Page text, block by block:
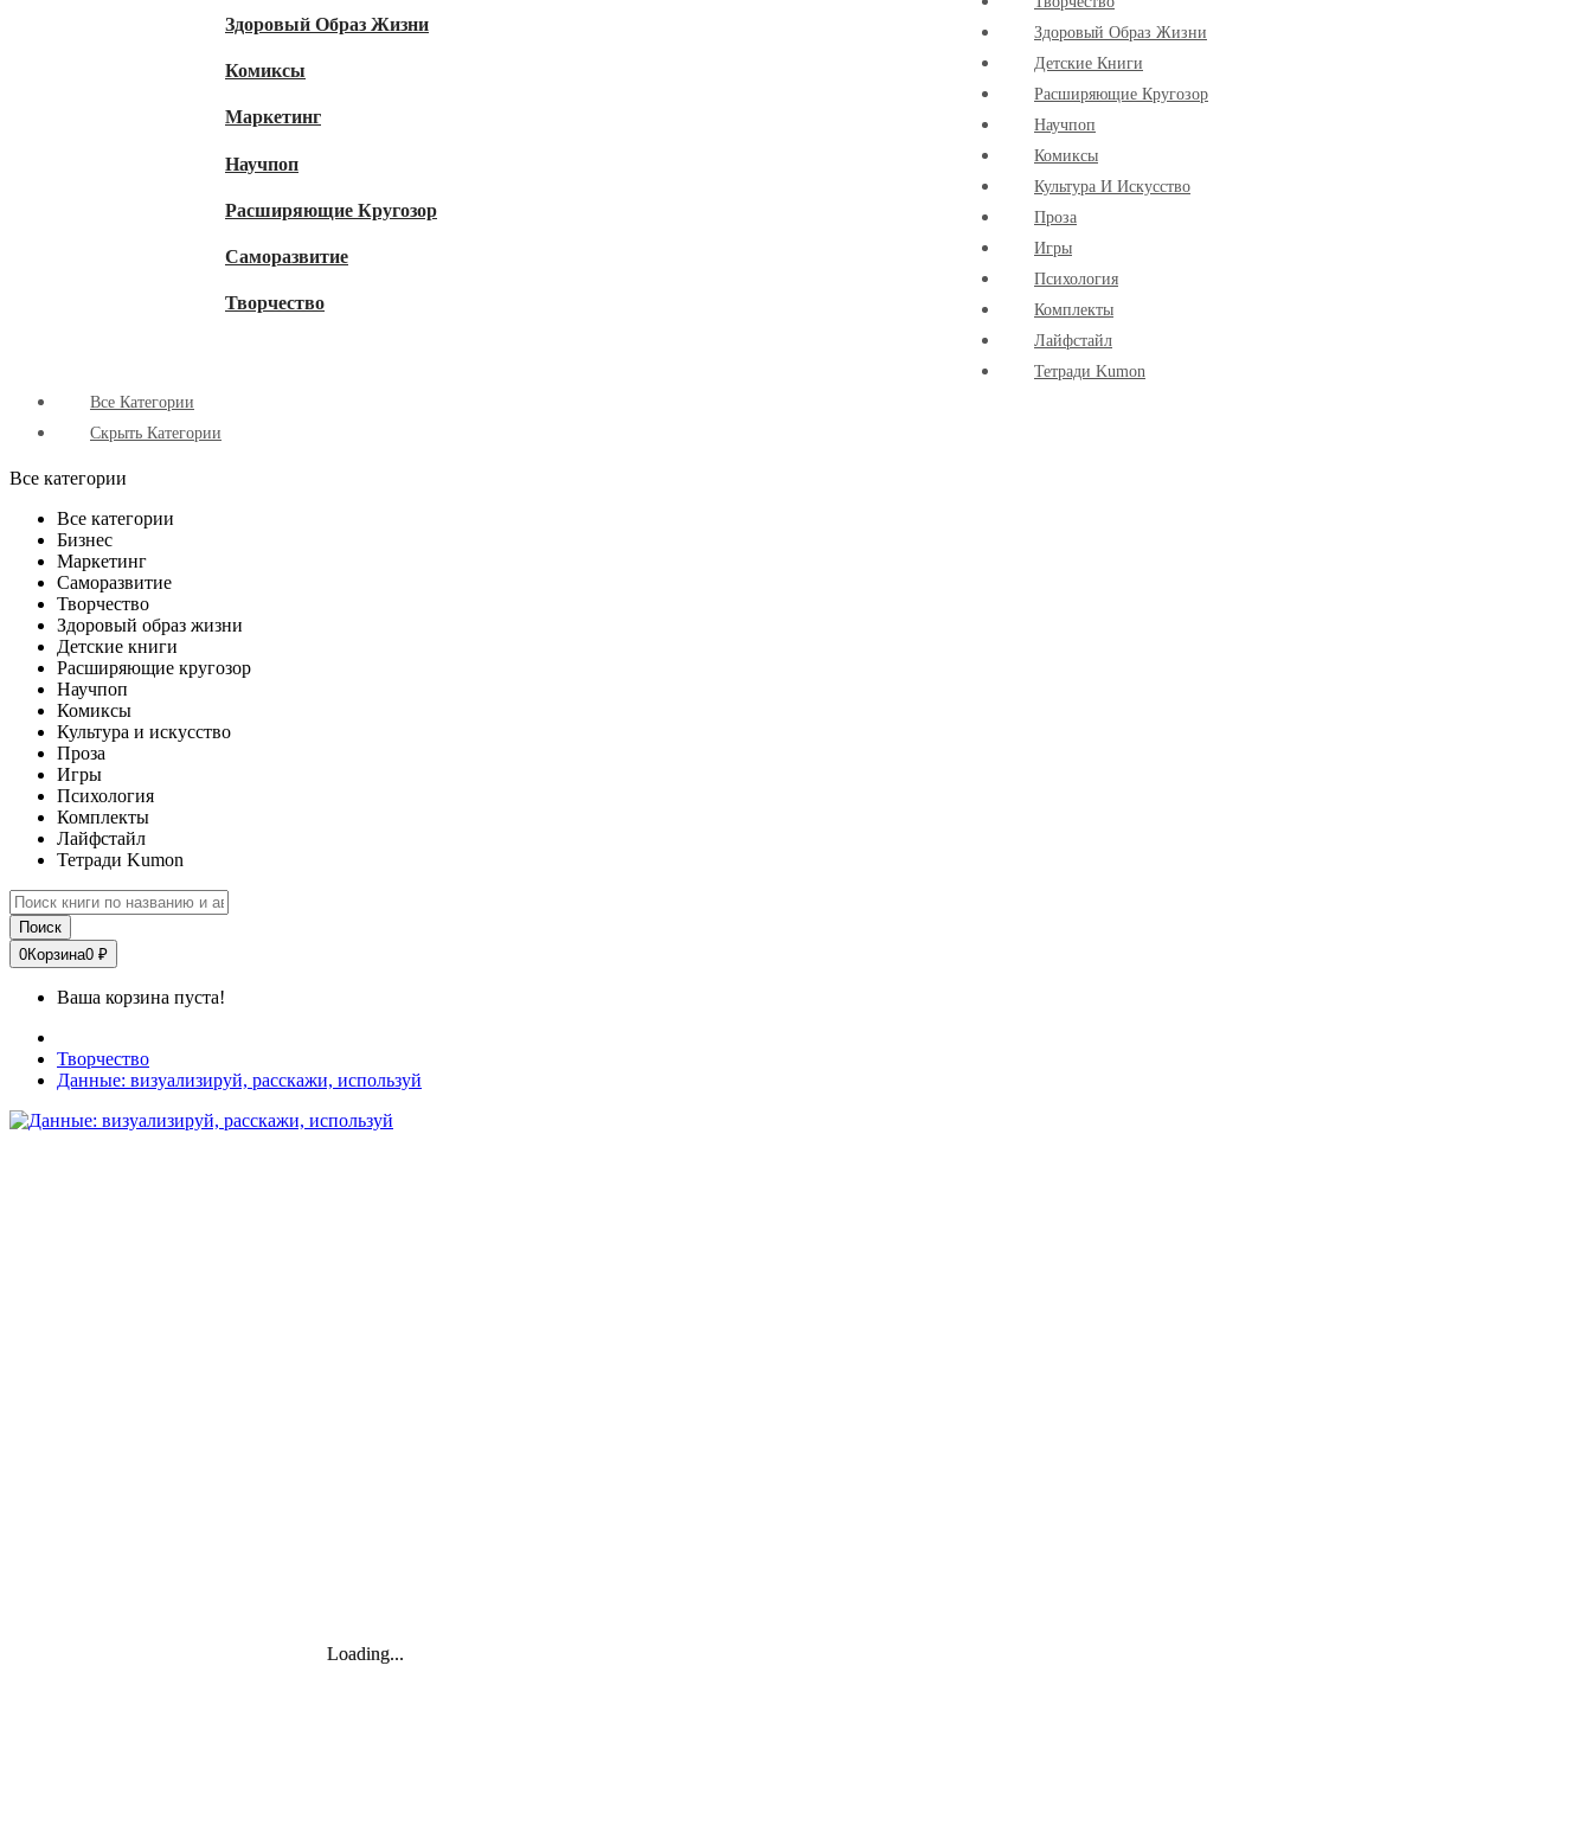
Здоровый Образ Жизни
Комиксы
Маркетинг
Научпоп
Расширяющие Кругозор
Cаморазвитие
Творчество
Здоровый Образ Жизни
Детские Книги
Расширяющие Кругозор
Научпоп
Комиксы
Культура И Искусство
Проза
Игры
Психология
Комплекты
Лайфстайл
Тетради Kumon
Все Категории
Скрыть Категории
Все категории
Все категории
Бизнес
Маркетинг
Саморазвитие
Творчество
Здоровый образ жизни
Детские книги
Расширяющие кругозор
Научпоп
Комиксы
Культура и искусство
Проза
Игры
Психология
Комплекты
Лайфстайл
Тетради Kumon
Поиск
0Корзина0 ₽
Ваша корзина пуста!
Творчество
Данные: визуализируй, расскажи, используй
Loading...
Loading...
Loading...